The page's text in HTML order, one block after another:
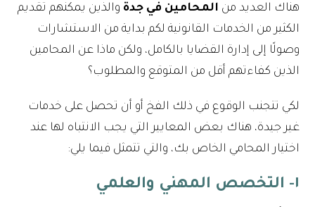
هناك العديد من المحامين في جدة والذين يمكنهم تقديم
الكثير من الخدمات القانونية لكم بداية من الاستشارات
وصولًا إلى إدارة القضايا بالكامل، ولكن ماذا عن المحامين
الذين كفاءتهم أقل من المتوقع والمطلوب؟
لكي تتجنب الوقوع في ذلك الفخ أو أن تحصل على خدمات
غير جيدة، هناك بعض المعايير التي يجب الانتباه لها عند
اختيار المحامي الخاص بك، والتي تتمثل فيما يلي:
١- التخصص المهني والعلمي